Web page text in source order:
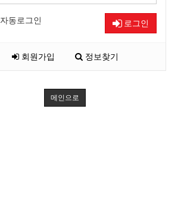
자동로그인 로그인
회원가입 정보찾기
메인으로